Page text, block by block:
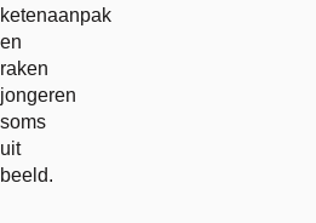
ketenaanpak
en
raken
jongeren
soms
uit
beeld.